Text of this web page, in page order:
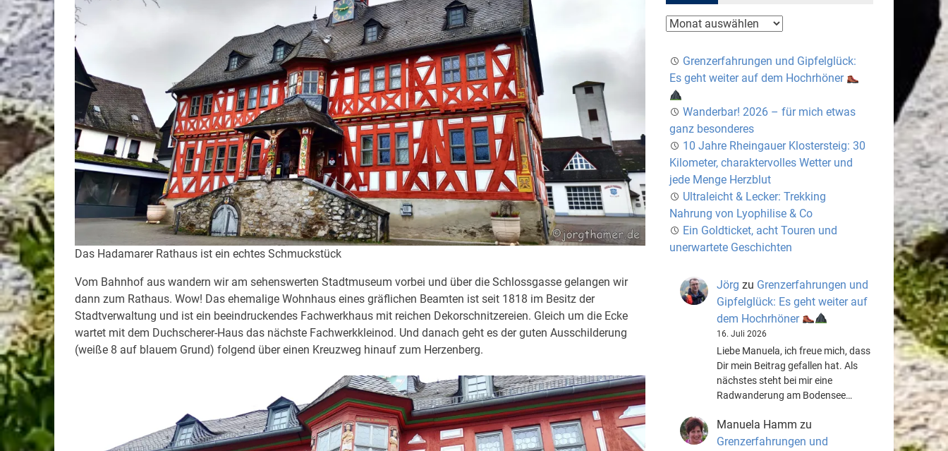
Das Hadamarer Rathaus ist ein echtes Schmuckstück
Vom Bahnhof aus wandern wir am sehenswerten Stadtmuseum vorbei und über die Schlossgasse gelangen wir
dann zum Rathaus. Wow! Das ehemalige Wohnhaus eines gräflichen Beamten ist seit 1818 im Besitz der
Stadtverwaltung und ist ein beeindruckendes Fachwerkhaus mit reichen Dekorschnitzereien. Gleich um die Ecke
wartet mit dem Duchscherer-Haus das nächste Fachwerkkleinod. Und danach geht es der guten Ausschilderung
(weiße 8 auf blauem Grund) folgend über einen Kreuzweg hinauf zum Herzenberg.
Archiv
Grenzerfahrungen und Gipfelglück:
Es geht weiter auf dem Hochrhöner
Wanderbar! 2026 – für mich etwas
ganz besonderes
10 Jahre Rheingauer Klostersteig: 30
Kilometer, charaktervolles Wetter und
jede Menge Herzblut
Ultraleicht & Lecker: Trekking
Nahrung von Lyophilise & Co
Ein Goldticket, acht Touren und
unerwartete Geschichten
Jörg zu Grenzerfahrungen und
Gipfelglück: Es geht weiter auf
dem Hochrhöner
16. Juli 2026
Liebe Manuela, ich freue mich, dass
Dir mein Beitrag gefallen hat. Als
nächstes steht bei mir eine
Radwanderung am Bodensee…
Manuela Hamm zu
Grenzerfahrungen und